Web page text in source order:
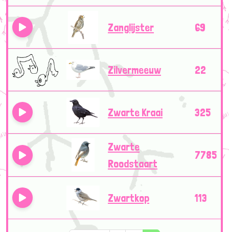
Zanglijster 69
Zilvermeeuw 22
Zwarte Kraai 325
Zwarte
Roodstaart
7785
Zwartkop 113